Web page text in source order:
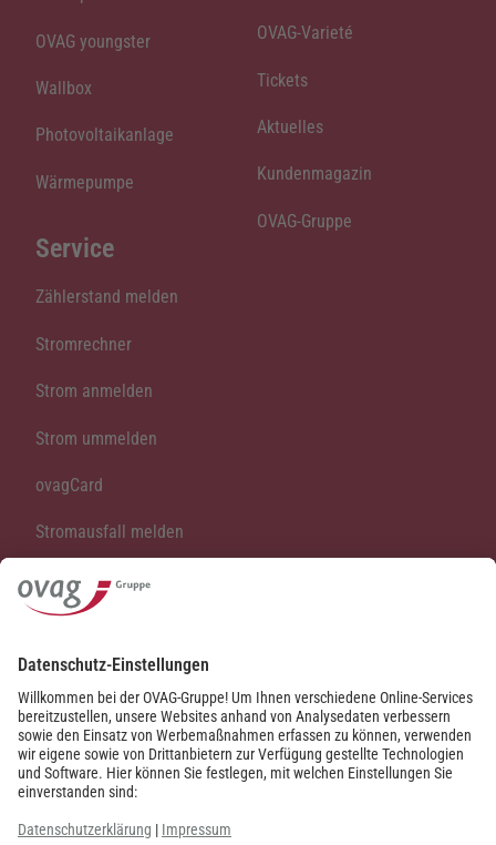
OVAG youngster
Wallbox
Photovoltaikanlage
Wärmepumpe
Service
Zählerstand melden
Stromrechner
Strom anmelden
Strom ummelden
ovagCard
Stromausfall melden
Vertrag kündigen
Kontakt
OVAG-Varieté
Tickets
Aktuelles
Kundenmagazin
OVAG-Gruppe